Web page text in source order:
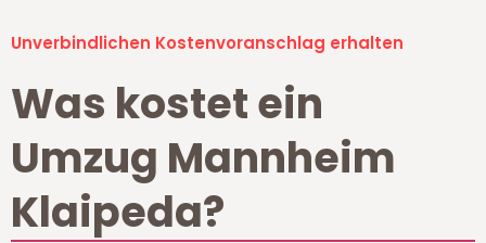
Unverbindlichen Kostenvoranschlag erhalten
Was kostet ein
Umzug Mannheim
Klaipeda?